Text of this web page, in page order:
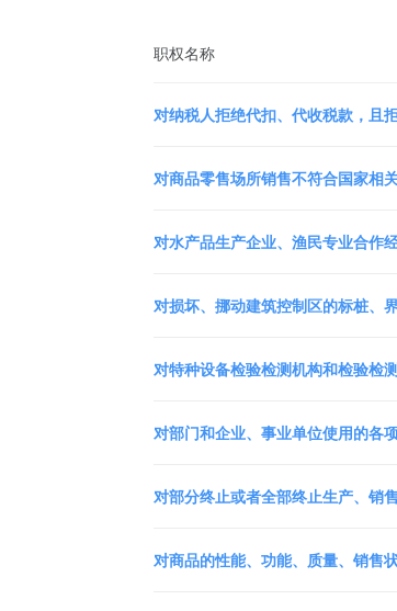
职权名称
对纳税人拒绝代扣、代收税款，且
对商品零售场所销售不符合国家相
对水产品生产企业、渔民专业合作
对损坏、挪动建筑控制区的标桩、
对特种设备检验检测机构和检验检
对部门和企业、事业单位使用的各
对部分终止或者全部终止生产、销
对商品的性能、功能、质量、销售